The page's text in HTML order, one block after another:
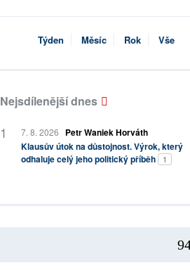
Týden Měsíc Rok Vše
Nejsdílenější dnes
7. 8. 2026
Petr Waniek Horváth
Klausův útok na důstojnost. Výrok, který
odhaluje celý jeho politický příběh
1